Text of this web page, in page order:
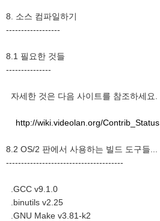
8. 소스 컴파일하기
------------------
8.1 필요한 것들
---------------
자세한 것은 다음 사이트를 참조하세요.
http://wiki.videolan.org/Contrib_Status
8.2 OS/2 판에서 사용하는 빌드 도구들...
---------------------------------------
.GCC v9.1.0
.binutils v2.25
.GNU Make v3.81-k2